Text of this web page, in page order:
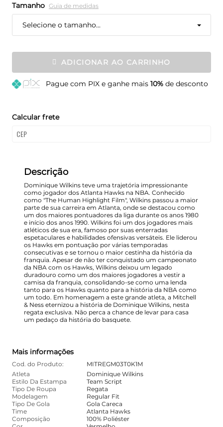
Tamanho Guia de medidas
Selecione o tamanho...
ADICIONAR AO CARRINHO
Pague com PIX e ganhe mais 10%de desconto
Calcular frete
Descrição
Dominique Wilkins teve uma trajetória impressionante
como jogador dos Atlanta Hawks na NBA. Conhecido
como "The Human Highlight Film", Wilkins passou a maior
parte de sua carreira em Atlanta, onde se destacou como
um dos maiores pontuadores da liga durante os anos 1980
e início dos anos 1990. Wilkins foi um dos jogadores mais
atléticos de sua era, famoso por suas enterradas
espetaculares e habilidades ofensivas versáteis. Ele liderou
os Hawks em pontuação por várias temporadas
consecutivas e se tornou o maior cestinha da história da
franquia. Apesar de não ter conquistado um campeonato
da NBA com os Hawks, Wilkins deixou um legado
duradouro como um dos maiores jogadores a vestir a
camisa da franquia, consolidando-se como uma lenda
tanto para os Hawks quanto para a história da NBA como
um todo. Em homenagem a este grande atleta, a Mitchell
& Ness eternizou a história de Dominique Wilkins, nesta
regata exclusiva. Não perca a chance de levar para casa
um pedaço da história do basquete.
Mais informações
Cod. do Produto:
MITREGM03T0K1M
Atleta
Dominique Wilkins
Estilo Da Estampa
Team Script
Tipo De Roupa
Regata
Modelagem
Regular Fit
Tipo De Gola
Gola Careca
Time
Atlanta Hawks
Composição
100% Poliéster